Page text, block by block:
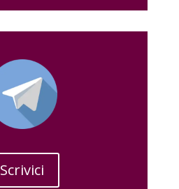
Scrivici